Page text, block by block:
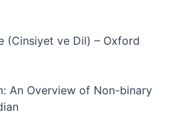
(Cinsiyet ve Dil) – Oxford
An Overview of Non-binary